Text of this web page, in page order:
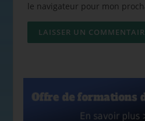
le navigateur pour mon